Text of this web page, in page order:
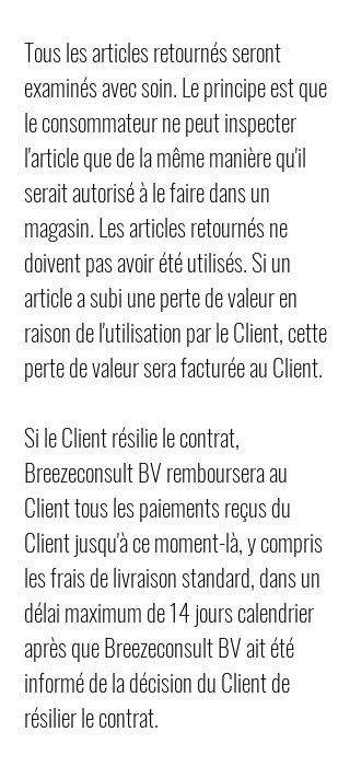
Tous les articles retournés seront
examinés avec soin. Le principe est que
le consommateur ne peut inspecter
l'article que de la même manière qu'il
serait autorisé à le faire dans un
magasin. Les articles retournés ne
doivent pas avoir été utilisés. Si un
article a subi une perte de valeur en
raison de l'utilisation par le Client, cette
perte de valeur sera facturée au Client.
Si le Client résilie le contrat,
Breezeconsult BV remboursera au
Client tous les paiements reçus du
Client jusqu'à ce moment-là, y compris
les frais de livraison standard, dans un
délai maximum de 14 jours calendrier
après que Breezeconsult BV ait été
informé de la décision du Client de
résilier le contrat.